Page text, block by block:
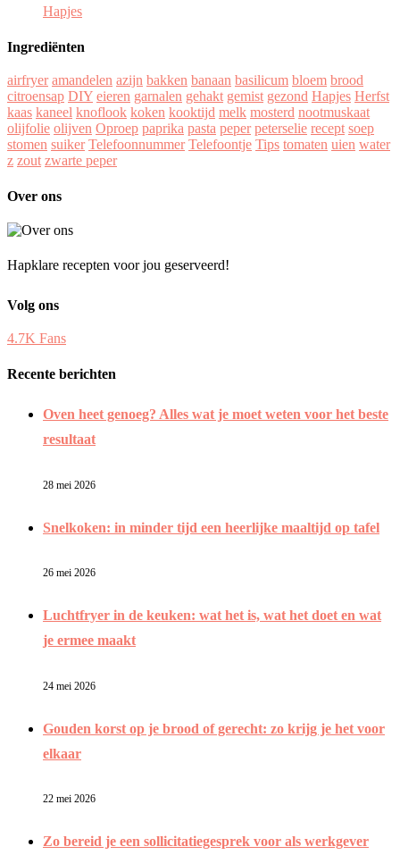
Hapjes
Ingrediënten
airfryer amandelen azijn bakken banaan basilicum bloem brood
citroensap DIY eieren garnalen gehakt gemist gezond Hapjes Herfst
kaas kaneel knoflook koken kooktijd melk mosterd nootmuskaat
olijfolie olijven Oproep paprika pasta peper peterselie recept soep
stomen suiker Telefoonnummer Telefoontje Tips tomaten uien water
z zout zwarte peper
Over ons
Hapklare recepten voor jou geserveerd!
Volg ons
4.7K Fans
Recente berichten
Oven heet genoeg? Alles wat je moet weten voor het beste
resultaat
28 mei 2026
Snelkoken: in minder tijd een heerlijke maaltijd op tafel
26 mei 2026
Luchtfryer in de keuken: wat het is, wat het doet en wat
je ermee maakt
24 mei 2026
Gouden korst op je brood of gerecht: zo krijg je het voor
elkaar
22 mei 2026
Zo bereid je een sollicitatiegesprek voor als werkgever